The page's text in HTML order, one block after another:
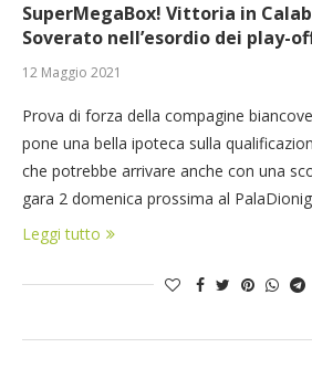
SuperMegaBox! Vittoria in
Soverato nell’esordio dei play-
12 Maggio 2021
Prova di forza della compagine
pone una bella ipoteca sulla
che potrebbe arrivare anche con una
gara 2 domenica prossima al
Leggi tutto